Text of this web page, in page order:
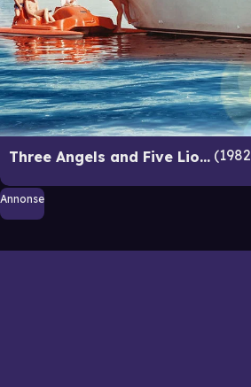
Three Angels and Five Lions 1982
Annonse